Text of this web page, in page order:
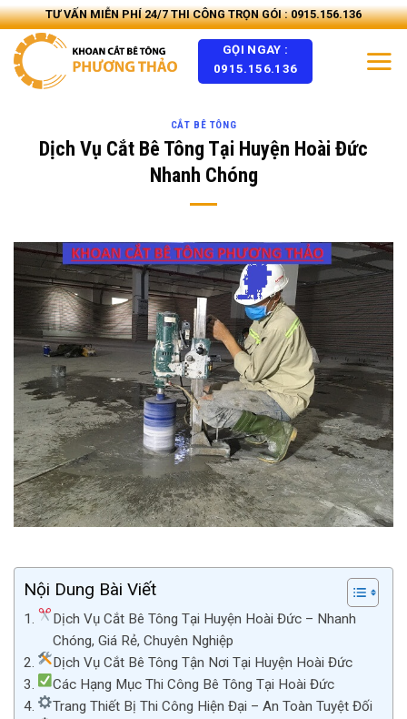
Skip
to
content
TƯ VẤN MIỄN PHÍ 24/7 THI CÔNG TRỌN GÓI : 0915.156.136
GỌI NGAY :
0915.156.136
CẮT BÊ TÔNG
Dịch Vụ Cắt Bê Tông Tại Huyện Hoài Đức
Nhanh Chóng
Nội Dung Bài Viết
Dịch Vụ Cắt Bê Tông Tại Huyện Hoài Đức – Nhanh
Chóng, Giá Rẻ, Chuyên Nghiệp
Dịch Vụ Cắt Bê Tông Tận Nơi Tại Huyện Hoài Đức
Các Hạng Mục Thi Công Bê Tông Tại Hoài Đức
Trang Thiết Bị Thi Công Hiện Đại – An Toàn Tuyệt Đối